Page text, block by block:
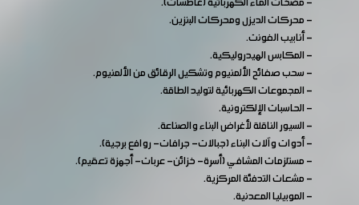
- محركات الديزل ومحركات البنزين.
- أنابيب الفونت.
- المكابس الهيدروليكية.
- سحب صفائح الألمنيوم وتشكيل الرقائق من الألمنيوم.
- المجموعات الكهربائية لتوليد الطاقة.
- الحاسبات الإلكترونية.
- السيور الناقلة لأغراض البناء والصناعة.
- أدوات وآلات البناء (جبالات- جرافات- روافع برجية).
- مستلزمات المشافي (أسرة- خزائن- عربات- أجهزة تعقيم).
- مشعات التدفئة المركزية.
- الموبيليا المعدنية.